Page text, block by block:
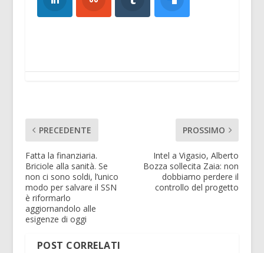
PRECEDENTE
Fatta la finanziaria.
Briciole alla sanità. Se
non ci sono soldi, l’unico
modo per salvare il SSN
è riformarlo
aggiornandolo alle
esigenze di oggi
PROSSIMO
Intel a Vigasio, Alberto
Bozza sollecita Zaia: non
dobbiamo perdere il
controllo del progetto
POST CORRELATI